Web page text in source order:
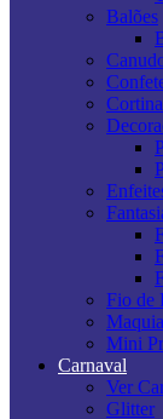
Balões
Fio de
Mini
Carnaval
Ver
Glitter